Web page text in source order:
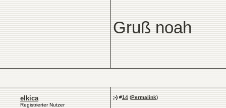
Gruß noah
elkica
Registrierter Nutzer
;-) #14 (Permalink)